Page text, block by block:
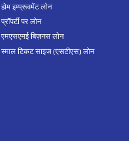
होम इम्प्रूवमेंट लोन
प्रॉपर्टी पर लोन
एमएसएमई बिज़नस लोन
स्माल टिकट साइज (एसटीएस) लोन